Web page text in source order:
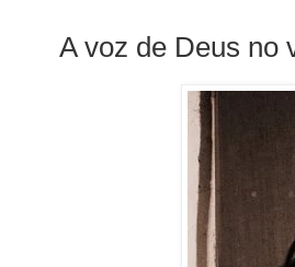
A voz de Deus no